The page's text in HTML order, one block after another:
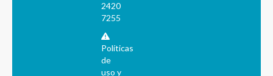
2420
7255
Políticas
de
uso y